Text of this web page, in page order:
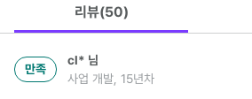
리뷰(50)
만족
cl* 님
사업 개발, 15년차